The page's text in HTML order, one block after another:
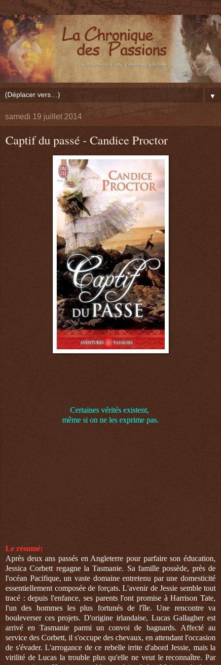
▼
samedi 19 juillet 2014
Captif du passé - Candice Proctor
Certaines vérités existent,
même si on ne les exprime pas.
Le résumé:
Après deux ans passés en Angleterre pour parfaire son éducation,
Jessica Corbett regagne la Tasmanie. Sa famille possède, près de
l'océan Pacifique, un vaste domaine entretenu par une domesticité
essentiellement composée de forçats. L'avenir de Jessie semble tout
tracé : depuis l'enfance, ses parents l'ont promise à Harrison Tate,
l'un des hommes les plus fortunés de l'île. Une rencontre va
bouleverser ces projets. D'origine irlandaise, Lucas Gallagher est
arrivé en Tasmanie parmi un convoi de bagnards. Affecté au
service des Corbett, il s'occupe des chevaux, en attendant l'occasion
de s'évader. L'arrogance de ce rebelle irrite d'abord Jessie, mais la
virilité de Lucas la trouble plus qu'elle ne veut le reconnaître. Par